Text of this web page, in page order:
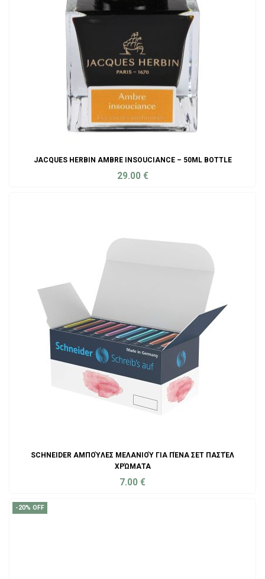
JACQUES HERBIN AMBRE INSOUCIANCE – 50ML BOTTLE
29.00 €
SCHNEIDER ΑΜΠΟΎΛΕΣ ΜΕΛΑΝΙΟΎ ΓΙΑ ΠΈΝΑ ΣΕΤ ΠΑΣΤΈΛ
ΧΡΏΜΑΤΑ
7.00 €
-20% OFF